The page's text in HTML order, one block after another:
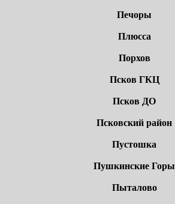
Печоры
Плюсса
Порхов
Псков ГКЦ
Псков ДО
Псковский район
Пустошка
Пушкинские Горы
Пыталово